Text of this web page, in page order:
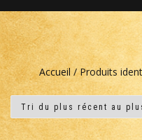
Accueil / Produits